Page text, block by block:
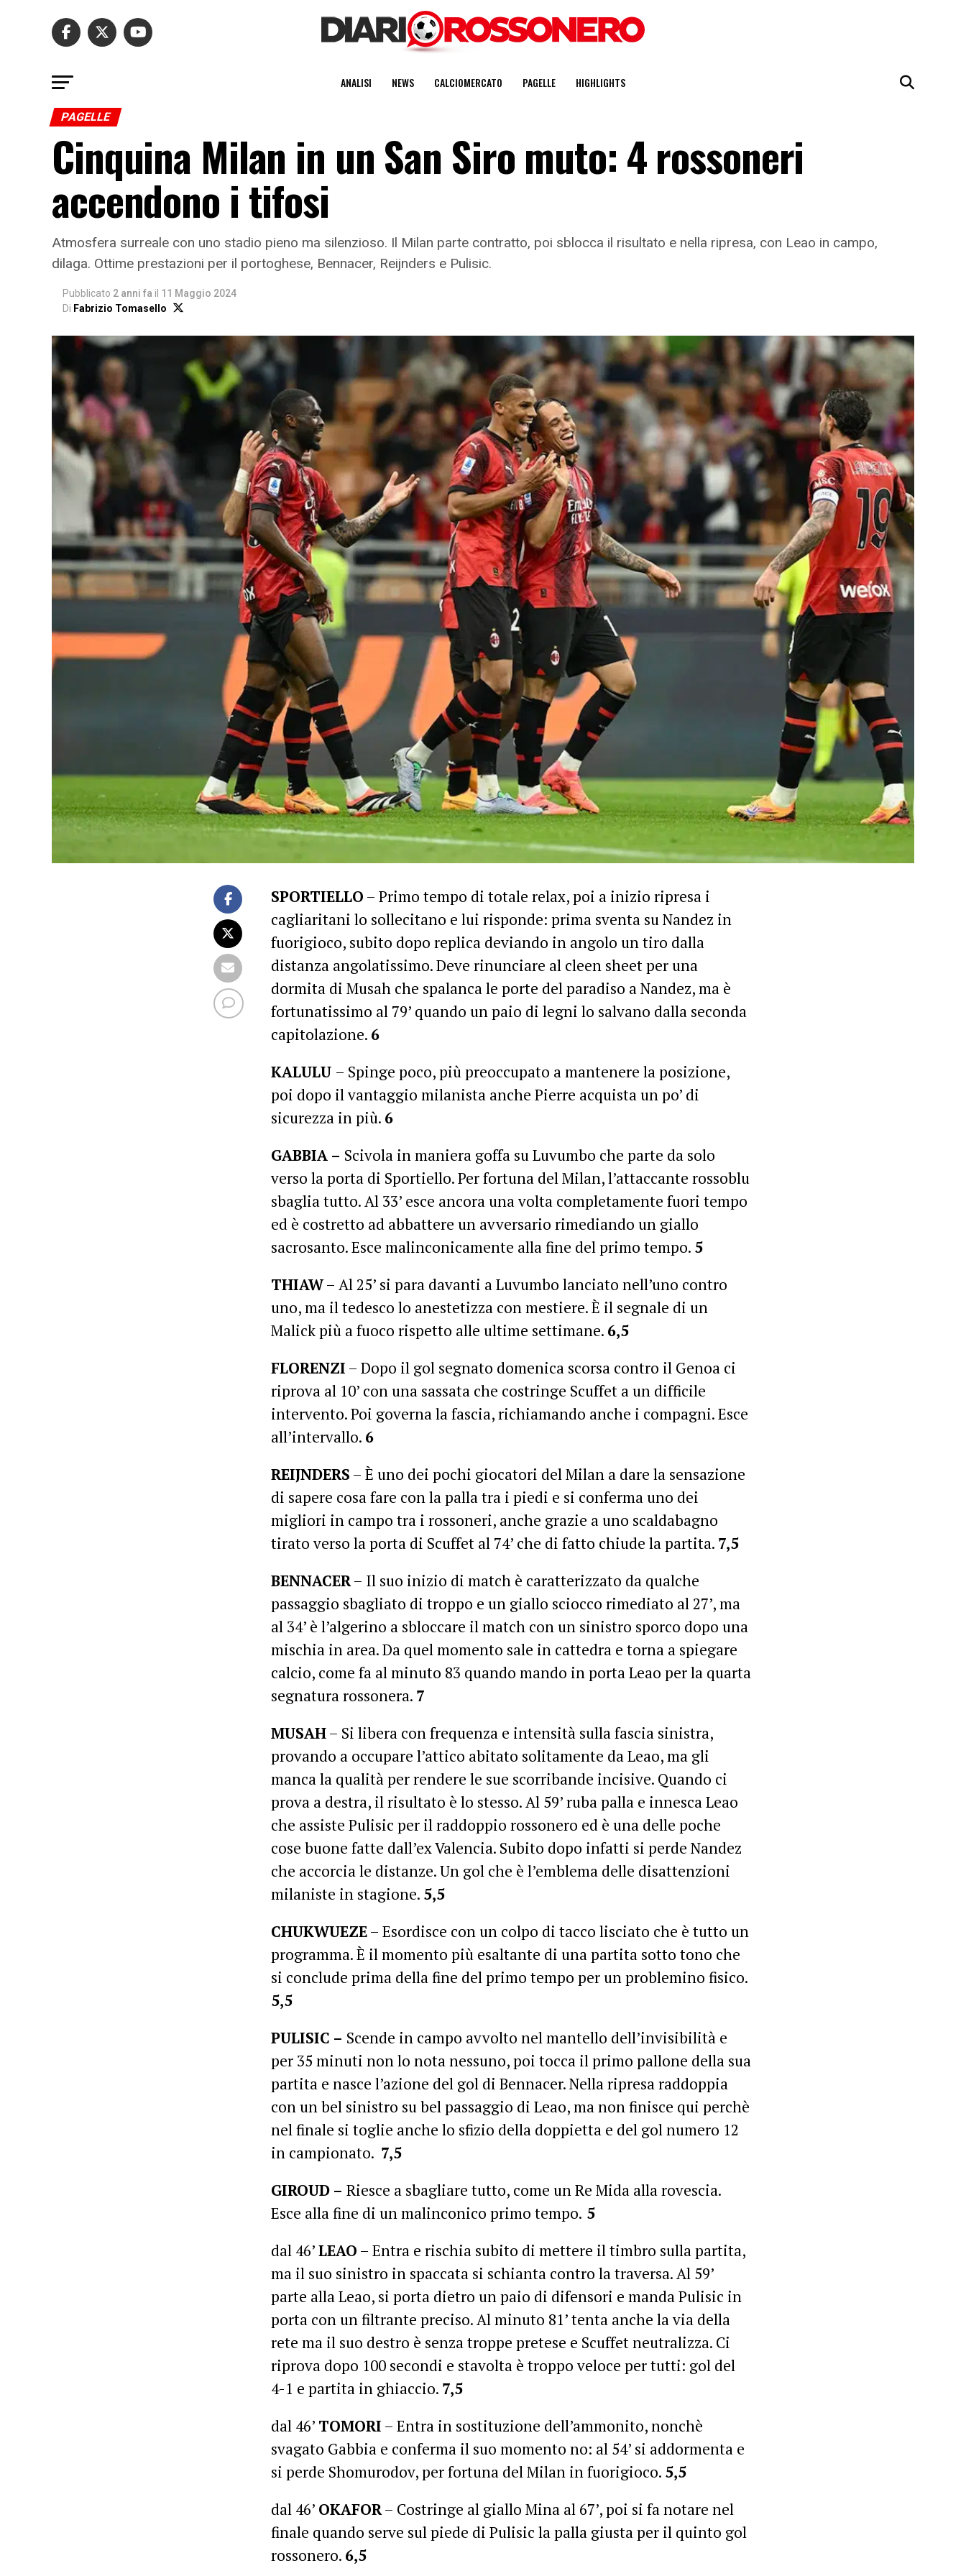
ANALISI NEWS CALCIOMERCATO PAGELLE HIGHLIGHTS
PAGELLE
Cinquina Milan in un San Siro muto: 4 rossoneri
accendono i tifosi
Atmosfera surreale con uno stadio pieno ma silenzioso. Il Milan parte contratto, poi sblocca il risultato e nella ripresa, con Leao in campo,
dilaga. Ottime prestazioni per il portoghese, Bennacer, Reijnders e Pulisic.
Pubblicato 2 anni fa il 11 Maggio 2024
Di Fabrizio Tomasello
SPORTIELLO – Primo tempo di totale relax, poi a inizio ripresa i
cagliaritani lo sollecitano e lui risponde: prima sventa su Nandez in
fuorigioco, subito dopo replica deviando in angolo un tiro dalla
distanza angolatissimo. Deve rinunciare al cleen sheet per una
dormita di Musah che spalanca le porte del paradiso a Nandez, ma è
fortunatissimo al 79’ quando un paio di legni lo salvano dalla seconda
capitolazione. 6
KALULU – Spinge poco, più preoccupato a mantenere la posizione,
poi dopo il vantaggio milanista anche Pierre acquista un po’ di
sicurezza in più. 6
GABBIA – Scivola in maniera goffa su Luvumbo che parte da solo
verso la porta di Sportiello. Per fortuna del Milan, l’attaccante rossoblu
sbaglia tutto. Al 33’ esce ancora una volta completamente fuori tempo
ed è costretto ad abbattere un avversario rimediando un giallo
sacrosanto. Esce malinconicamente alla fine del primo tempo. 5
THIAW– Al 25’ si para davanti a Luvumbo lanciato nell’uno contro
uno, ma il tedesco lo anestetizza con mestiere. È il segnale di un
Malick più a fuoco rispetto alle ultime settimane. 6,5
FLORENZI – Dopo il gol segnato domenica scorsa contro il Genoa ci
riprova al 10’ con una sassata che costringe Scuffet a un difficile
intervento. Poi governa la fascia, richiamando anche i compagni. Esce
all’intervallo. 6
REIJNDERS – È uno dei pochi giocatori del Milan a dare la sensazione
di sapere cosa fare con la palla tra i piedi e si conferma uno dei
migliori in campo tra i rossoneri, anche grazie a uno scaldabagno
tirato verso la porta di Scuffet al 74’ che di fatto chiude la partita. 7,5
BENNACER– Il suo inizio di match è caratterizzato da qualche
passaggio sbagliato di troppo e un giallo sciocco rimediato al 27’, ma
al 34’ è l’algerino a sbloccare il match con un sinistro sporco dopo una
mischia in area. Da quel momento sale in cattedra e torna a spiegare
calcio, come fa al minuto 83 quando mando in porta Leao per la quarta
segnatura rossonera. 7
MUSAH– Si libera con frequenza e intensità sulla fascia sinistra,
provando a occupare l’attico abitato solitamente da Leao, ma gli
manca la qualità per rendere le sue scorribande incisive. Quando ci
prova a destra, il risultato è lo stesso. Al 59’ ruba palla e innesca Leao
che assiste Pulisic per il raddoppio rossonero ed è una delle poche
cose buone fatte dall’ex Valencia. Subito dopo infatti si perde Nandez
che accorcia le distanze. Un gol che è l’emblema delle disattenzioni
milaniste in stagione. 5,5
CHUKWUEZE– Esordisce con un colpo di tacco lisciato che è tutto un
programma. È il momento più esaltante di una partita sotto tono che
si conclude prima della fine del primo tempo per un problemino fisico.
5,5
PULISIC – Scende in campo avvolto nel mantello dell’invisibilità e
per 35 minuti non lo nota nessuno, poi tocca il primo pallone della sua
partita e nasce l’azione del gol di Bennacer. Nella ripresa raddoppia
con un bel sinistro su bel passaggio di Leao, ma non finisce qui perchè
nel finale si toglie anche lo sfizio della doppietta e del gol numero 12
in campionato. 7,5
GIROUD – Riesce a sbagliare tutto, come un Re Mida alla rovescia.
Esce alla fine di un malinconico primo tempo. 5
dal 46’LEAO – Entra e rischia subito di mettere il timbro sulla partita,
ma il suo sinistro in spaccata si schianta contro la traversa. Al 59’
parte alla Leao, si porta dietro un paio di difensori e manda Pulisic in
porta con un filtrante preciso. Al minuto 81’ tenta anche la via della
rete ma il suo destro è senza troppe pretese e Scuffet neutralizza. Ci
riprova dopo 100 secondi e stavolta è troppo veloce per tutti: gol del
4-1 e partita in ghiaccio. 7,5
dal 46’ TOMORI – Entra in sostituzione dell’ammonito, nonchè
svagato Gabbia e conferma il suo momento no: al 54’ si addormenta e
si perde Shomurodov, per fortuna del Milan in fuorigioco. 5,5
dal 46’ OKAFOR– Costringe al giallo Mina al 67’, poi si fa notare nel
finale quando serve sul piede di Pulisic la palla giusta per il quinto gol
rossonero. 6,5